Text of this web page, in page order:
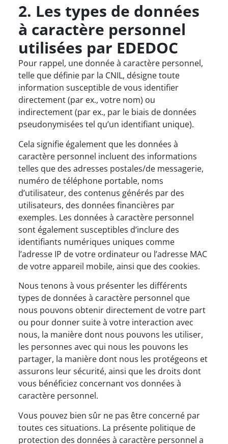
2. Les types de données
à caractère personnel
utilisées par EDEDOC
Pour rappel, une donnée à caractère personnel,
telle que définie par la CNIL, désigne toute
information susceptible de vous identifier
directement (par ex., votre nom) ou
indirectement (par ex., par le biais de données
pseudonymisées tel qu’un identifiant unique).
Cela signifie également que les données à
caractère personnel incluent des informations
telles que des adresses postales/de messagerie,
numéro de téléphone portable, noms
d’utilisateur, des contenus générés par des
utilisateurs, des données financières par
exemples. Les données à caractère personnel
sont également susceptibles d’inclure des
identifiants numériques uniques comme
l’adresse IP de votre ordinateur ou l’adresse MAC
de votre appareil mobile, ainsi que des cookies.
Nous tenons à vous présenter les différents
types de données à caractère personnel que
nous pouvons obtenir directement de votre part
ou pour donner suite à votre interaction avec
nous, la manière dont nous pouvons les utiliser,
les personnes avec qui nous les pouvons les
partager, la manière dont nous les protégeons et
assurons leur sécurité, ainsi que les droits dont
vous bénéficiez concernant vos données à
caractère personnel.
Vous pouvez bien sûr ne pas être concerné par
toutes ces situations. La présente politique de
protection des données à caractère personnel a